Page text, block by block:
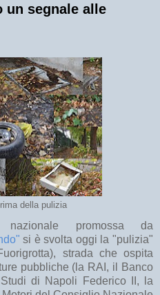
un segnale alle
della pulizia
nazionale promossa da
si è svolta oggi la "pulizia"
strada che ospita
pubbliche (la RAI, il Banco
di Napoli Federico II, la